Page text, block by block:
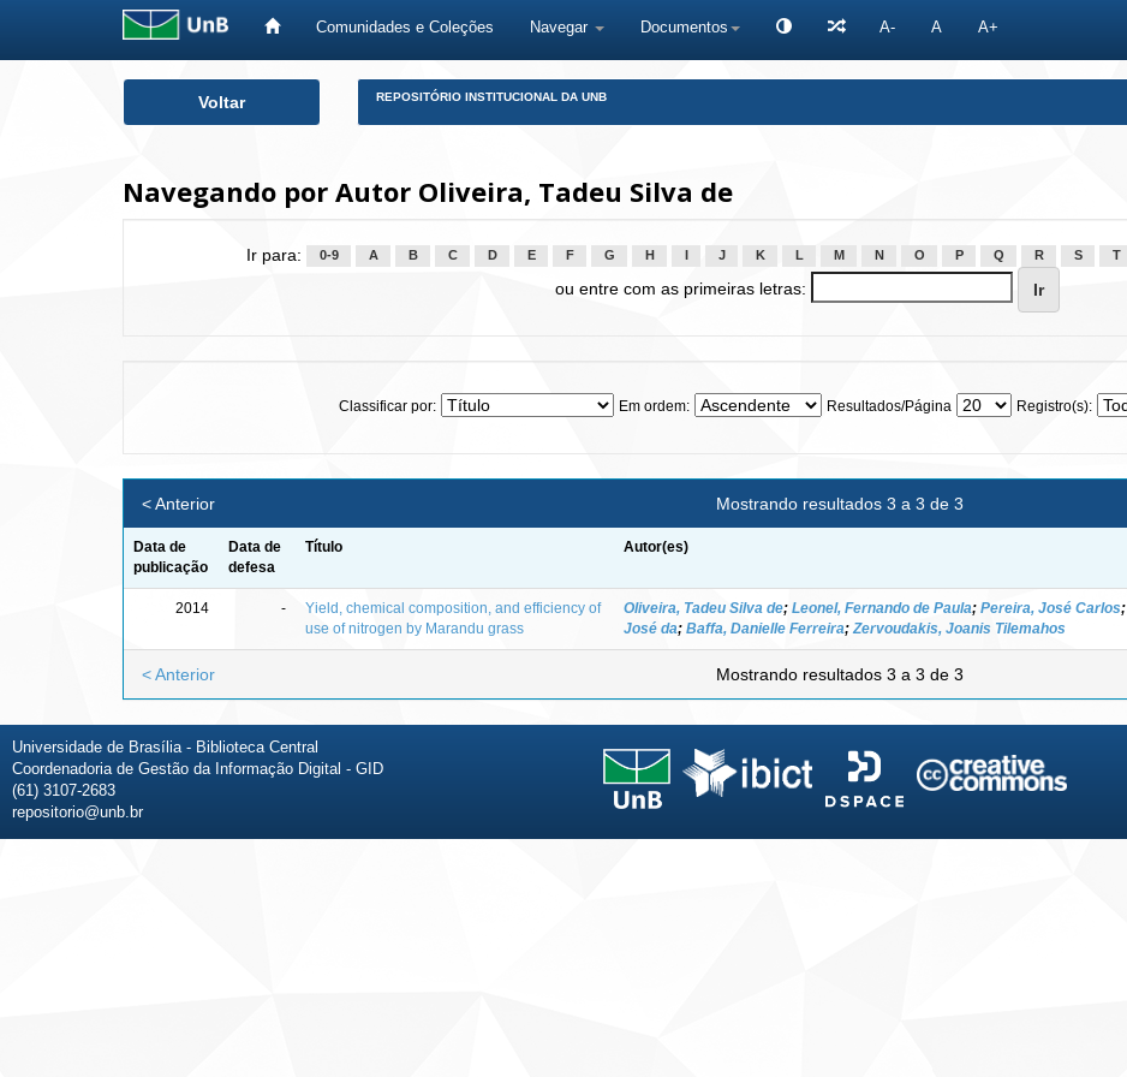
Comunidades e Coleções Navegar Documentos A- A A+
Voltar REPOSITÓRIO INSTITUCIONAL DA UNB
Navegando por Autor Oliveira, Tadeu Silva de
Ir para: 0-9 A B C D E F G H J K L M N O P Q R S T
ou entre com as primeiras letras:
Classificar por: Em ordem: Resultados/Página Registro(s):
Mostrando resultados 3 a 3 de 3
< Anterior
Data de
publicação
Data de
defesa
Título Autor(es)
2014 -
Yield, chemical composition, and efficiency of
use of nitrogen by Marandu grass
Oliveira, Tadeu Silva de; Leonel, Fernando de Paula; Pereira, José Carlos;
José da; Baffa, Danielle Ferreira; Zervoudakis, Joanis Tilemahos
Mostrando resultados 3 a 3 de 3
< Anterior
Universidade de Brasília - Biblioteca Central
Coordenadoria de Gestão da Informação Digital - GID
(61) 3107-2683
repositorio@unb.br